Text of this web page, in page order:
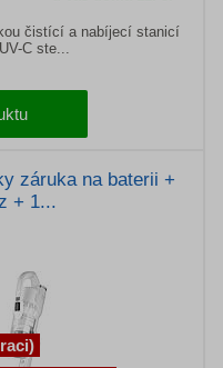
čistící a nabíjecí stanicí
C ste...
záruka na baterii +
+ 1...